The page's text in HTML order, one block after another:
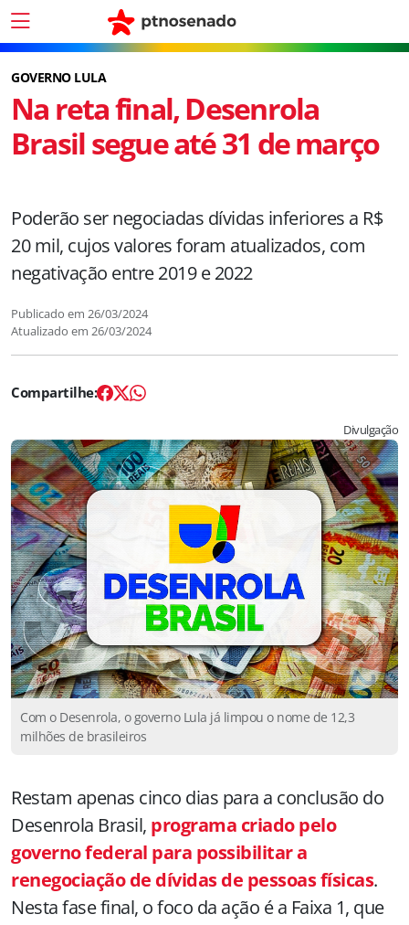
GOVERNO LULA
Na reta final, Desenrola
Brasil segue até 31 de março
Poderão ser negociadas dívidas inferiores a R$
20 mil, cujos valores foram atualizados, com
negativação entre 2019 e 2022
Publicado em 26/03/2024
Atualizado em 26/03/2024
Divulgação
Com o Desenrola, o governo Lula já limpou o nome de 12,3
milhões de brasileiros
Restam apenas cinco dias para a conclusão do
Desenrola Brasil, programa criado pelo
governo federal para possibilitar a
renegociação de dívidas de pessoas físicas.
Nesta fase final, o foco da ação é a Faixa 1, que